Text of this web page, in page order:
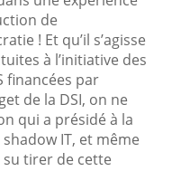
de
! Et qu’il s’agisse
à l’initiative des
financées par
de la DSI, on ne
qui a présidé à la
IT, et même
su tirer de cette